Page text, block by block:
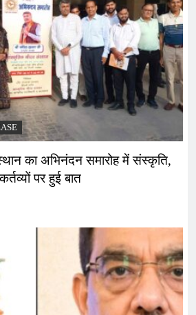
का अभिनंदन समारोह में संस्कृति,
पर हुई बात